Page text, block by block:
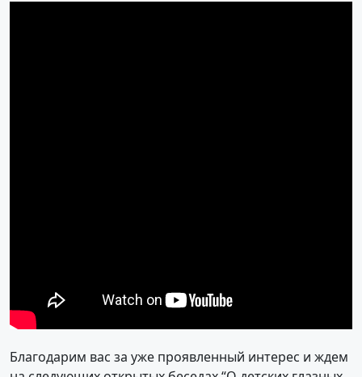
Благодарим вас за уже проявленный интерес и ждем